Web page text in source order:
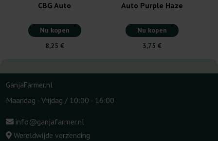
CBG Auto
Nu kopen
8,25 €
Auto Purple Haze
Nu kopen
3,75 €
GanjaFarmer.nl
Maandag - Vrijdag / 10:00 - 16:00
info@ganjafarmer.nl
Wereldwijde verzending